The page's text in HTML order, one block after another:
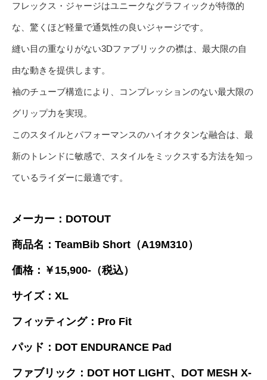
フレックス・ジャージはユニークなグラフィックが特徴的
な、驚くほど軽量で通気性の良いジャージです。
縫い目の重なりがない3Dファブリックの襟は、最大限の自
由な動きを提供します。
袖のチューブ構造により、コンプレッションのない最大限の
グリップ力を実現。
このスタイルとパフォーマンスのハイオクタンな融合は、最
新のトレンドに敏感で、スタイルをミックスする方法を知っ
ているライダーに最適です。
メーカー：DOTOUT
商品名：TeamBib Short（A19M310）
価格：￥15,900-（税込）
サイズ：XL
フィッティング：Pro Fit
パッド：DOT ENDURANCE Pad
ファブリック：DOT HOT LIGHT、DOT MESH X-